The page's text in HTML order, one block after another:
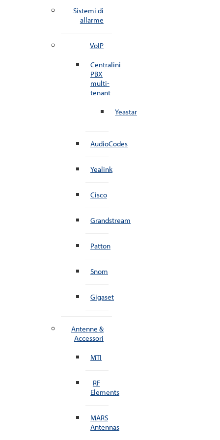
Sistemi di
allarme
VoIP
Centralini
PBX
multi-
tenant
Yeastar
AudioCodes
Yealink
Cisco
Grandstream
Patton
Snom
Gigaset
Antenne &
Accessori
MTI
RF
Elements
MARS
Antennas